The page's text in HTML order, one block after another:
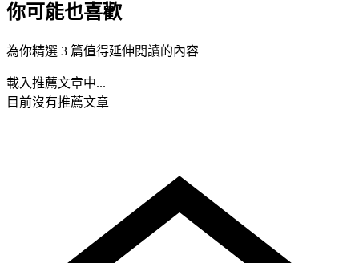
你可能也喜歡
為你精選 3 篇值得延伸閱讀的內容
載入推薦文章中...
目前沒有推薦文章